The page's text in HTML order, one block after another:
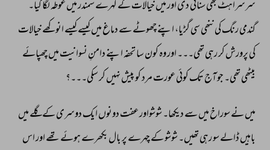
سرسراہٹ بھی سنائی دی اور میں خیالات کے گہرے سمندر میں غوطہ لگا گیا۔
گندمی رنگ کی ننھی سی گڑیا، اپنے چھوٹے سے دماغ میں کیسے کیسے انوکھے خیالات
کی پرورش کر رہی تھی۔۔۔ اور وہ کون سا تحفہ اپنے دامنِ نسوانیت میں چھپائے
بیٹھی تھی۔ جو آج تک کوئی عورت مرد کو پیش نہیں کر سکی۔۔۔؟
میں نے سوراخ میں سے دیکھا۔ شوشواور عفت دونوں ایک دوسری کے گلے میں
باہیں ڈالے سو رہی تھیں۔ شوشو کے چہرے پر بال بکھرے ہوئے تھے اور اس